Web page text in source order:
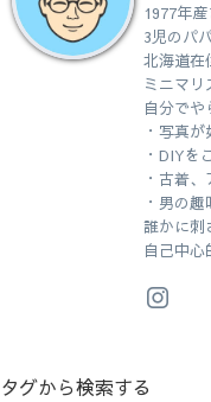
1977年
3児のパ
北海道在
ミニマリ
自分で
・写真
・DIYを
・古着
・男の
誰かに刺
自己中
タグから検索する